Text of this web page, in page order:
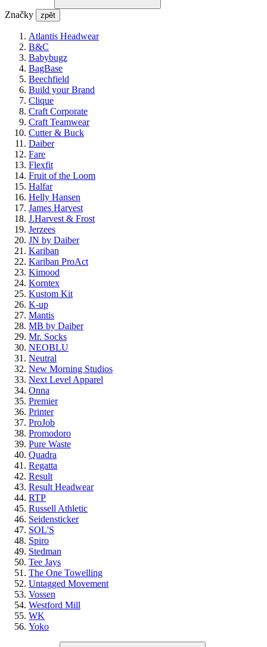
Značky zpět
Atlantis Headwear
B&C
Babybugz
BagBase
Beechfield
Build your Brand
Clique
Craft Corporate
Craft Teamwear
Cutter & Buck
Daiber
Fare
Flexfit
Fruit of the Loom
Halfar
Helly Hansen
James Harvest
J.Harvest & Frost
Jerzees
JN by Daiber
Kariban
Kariban ProAct
Kimood
Korntex
Kustom Kit
K-up
Mantis
MB by Daiber
Mr. Socks
NEOBLU
Neutral
New Morning Studios
Next Level Apparel
Onna
Premier
Printer
ProJob
Promodoro
Pure Waste
Quadra
Regatta
Result
Result Headwear
RTP
Russell Athletic
Seidensticker
SOL'S
Spiro
Stedman
Tee Jays
The One Towelling
Untagged Movement
Vossen
Westford Mill
WK
Yoko